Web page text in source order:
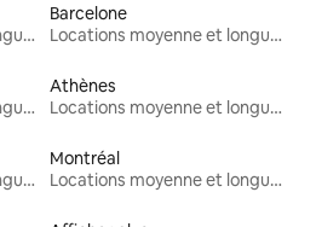
Locations moyenne et longue durée
Barcelone
Locations moyenne et longue durée
Locations moyenne et longue durée
Athènes
Locations moyenne et longue durée
Locations moyenne et longue durée
Montréal
Locations moyenne et longue durée